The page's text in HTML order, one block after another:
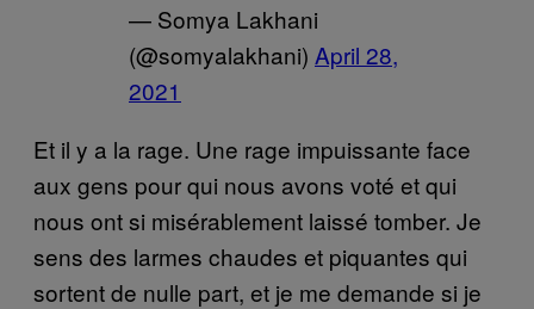
— Somya Lakhani
(@somyalakhani) April 28,
2021
Et il y a la rage. Une rage impuissante face
aux gens pour qui nous avons voté et qui
nous ont si misérablement laissé tomber. Je
sens des larmes chaudes et piquantes qui
sortent de nulle part, et je me demande si je